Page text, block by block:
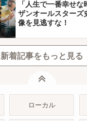
「人生で一番幸せ
ザンオールスターズ
像を見逃すな！
新着記事をもっと見る
ローカル